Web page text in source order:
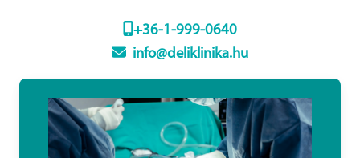
+36-1-999-0640
info@deliklinika.hu